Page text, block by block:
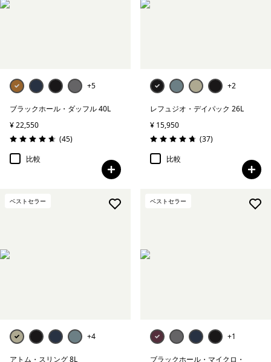
+5
ブラックホール・ダッフル 40L
¥ 22,550
評価: 4.7 / 5
(45レビュー
)
比較
+2
レフュジオ・デイパック 26L
¥ 15,950
評価: 4.7 / 5
(37レビュー
)
比較
ベストセラー
+4
アトム・スリング 8L
ベストセラー
+1
ブラックホール・マイクロ・